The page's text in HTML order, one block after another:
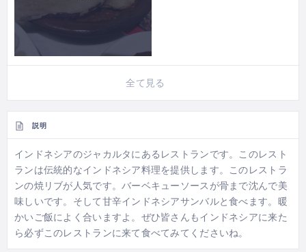
全て見る
説明
インドネシアのジャカルタにあるレストランです。このレスト
ランは伝統的なインドネシア料理を提供します。このレストラ
ンの焼リブが人気です。バーベキューソースが骨まで沈んで美
味しいです。そして甘辛インドネシアサンバルと食べます。暖
かいご飯によく合いますよ。ぜひ皆さんもインドネシアに来た
ら必ずこのレストランに来て食べてみてくださいね。